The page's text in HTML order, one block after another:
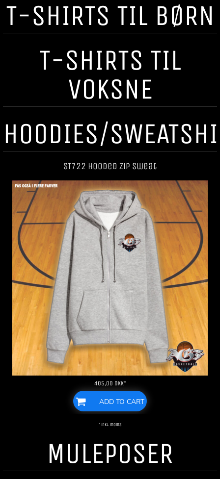
T-SHIRTS TIL BØRN
T-SHIRTS TIL
VOKSNE
HOODIES/
ST722 Hooded Zip Sweat
405,00 DKK*
ADD TO CART
* inkl. moms
MULEPOSER